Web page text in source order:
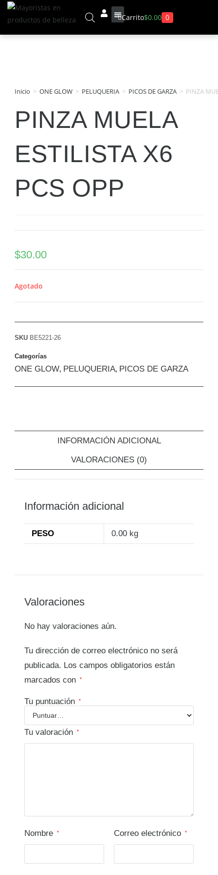
Carrito$0.00 0
Inicio > ONE GLOW > PELUQUERIA > PICOS DE GARZA > PINZA
PINZA MUELA
ESTILISTA X6
PCS OPP
$30.00
Agotado
SKU BE5221-26
Categorías
ONE GLOW, PELUQUERIA, PICOS DE GARZA
INFORMACIÓN ADICIONAL
VALORACIONES (0)
Información adicional
PESO 0.00 kg
Valoraciones
No hay valoraciones aún.
Tu dirección de correo electrónico no será
publicada. Los campos obligatorios están
marcados con
*
Tu puntuación *
Tu valoración *
Nombre * Correo electrónico *